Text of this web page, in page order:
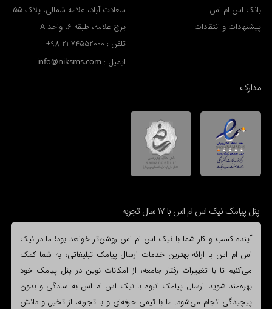
بانک اس ام اس
پیشنهادات و انتقادات
سعادت آباد، علامه شمالی، پلاک 55
برج علامه، طبقه 6، واحد A
تلفن : +98 21 74552000
ایمیل : info@niksms.com
مدارک
پنل پیامک نیک اس ام اس با 17 سال تجربه
آینده کسب و کار شما با نیک اس ام اس روشن‌تر خواهد بود! ما در نیک
اس ام اس با ارائه بهترین خدمات ارسال پیامک تبلیغاتی، به شما کمک
می‌کنیم تا با تغییرات رفتار جامعه، از امکانات نوین در پنل پیامک خود
بهره‌مند شوید. ارسال پیامک انبوه با نیک اس ام اس به سادگی و بدون
پیچیدگی انجام می‌شود. ما با تیمی حرفه‌ای و با تجربه، از تخیل و دانش